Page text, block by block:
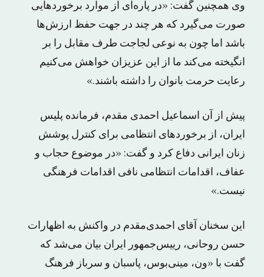
وی همچنین گفت: «در پاره‌ای از موارد برخوردهایی
صورت می‌گیرد که هر چند در جهت حفظ ارزش‌ها
باشد اما چون به نوعی لجاجت طرف مقابل را بر
انگیخته می‌کند ما از این عزیزان خواهش می‌کنیم
رعایت حرمت بانوان را داشته باشند.»
پیش از آن اسماعیل احمدی مقدم، فرمانده پلیس
ایران، از برخوردهای انتظامی برای کنترل پوشش
زنان ایرانی دفاع کرد و گفت: «در موضوع حجاب و
عفاف، اقدامات انتظامی نافی اقدامات فرهنگی
نیست.»
این سخنان آقای احمدی‌مقدم در واکنش به اظهارات
حسن روحانی، رییس‌جمهور ایران بیان می‌شد که
گفت با «ون، مینی‌بوس، پاسبان و سرباز فرهنگ